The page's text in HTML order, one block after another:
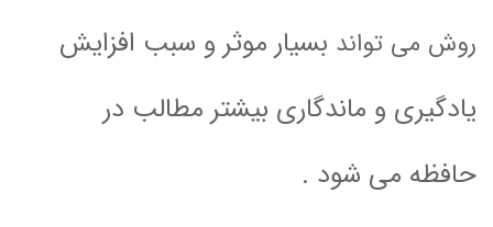
روش می تواند بسیار موثر و سبب افزایش
یادگیری و ماندگاری بیشتر مطالب در
حافظه می شود .